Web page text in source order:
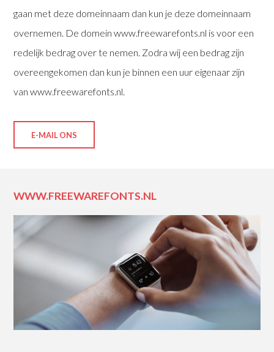
gaan met deze domeinnaam dan kun je deze domeinnaam
overnemen. De domein www.freewarefonts.nl is voor een
redelijk bedrag over te nemen. Zodra wij een bedrag zijn
overeengekomen dan kun je binnen een uur eigenaar zijn
van www.freewarefonts.nl.
E-MAIL ONS
WWW.FREEWAREFONTS.NL